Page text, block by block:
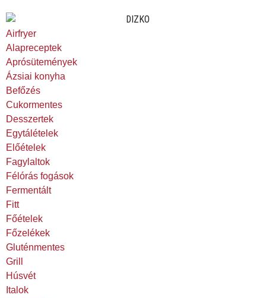
Airfryer
Alapreceptek
Aprósütemények
Ázsiai konyha
Befőzés
Cukormentes
Desszertek
Egytálételek
Előételek
Fagylaltok
Félórás fogások
Fermentált
Fitt
Főételek
Főzelékek
Gluténmentes
Grill
Húsvét
Italok